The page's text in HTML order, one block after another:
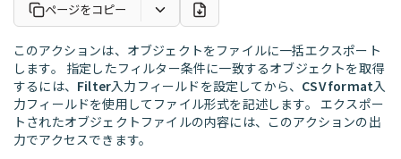
ページをコピー
このアクションは、オブジェクトをファイルに一括エクスポート
します。 指定したフィルター条件に一致するオブジェクトを取得
するには、 Filter入力フィールドを設定してから、 CSV format入
力フィールドを使用してファイル形式を記述します。 エクスポー
トされたオブジェクトファイルの内容には、このアクションの出
力でアクセスできます。